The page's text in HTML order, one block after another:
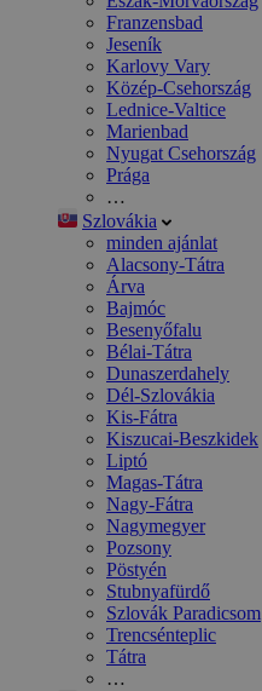
Franzensbad
Jeseník
Karlovy Vary
Közép-Csehország
Lednice-Valtice
Marienbad
Nyugat Csehország
Prága
…
Szlovákia
minden ajánlat
Alacsony-Tátra
Árva
Bajmóc
Besenyőfalu
Bélai-Tátra
Dunaszerdahely
Dél-Szlovákia
Kis-Fátra
Kiszucai-Beszkidek
Liptó
Magas-Tátra
Nagy-Fátra
Nagymegyer
Pozsony
Pöstyén
Stubnyafürdő
Szlovák Paradicsom
Trencsénteplic
Tátra
…